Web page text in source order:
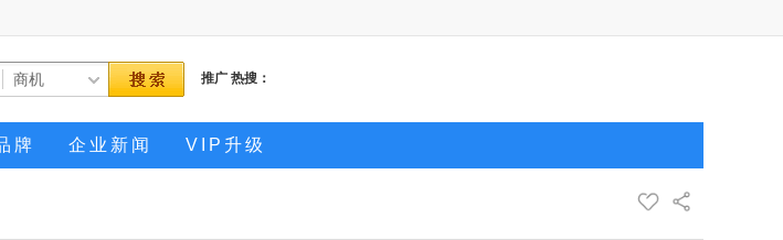
推广 热搜：
牌 企业新闻 VIP升级